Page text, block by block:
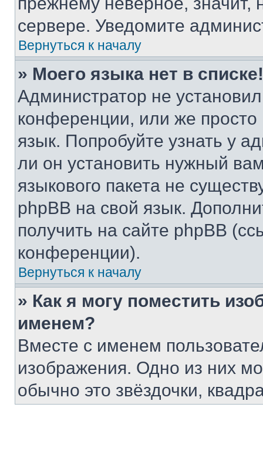
сервере. Уведомите
Вернуться к началу
» Моего языка нет в списке!
Администратор не
конференции, или же
язык. Попробуйте узнать у
ли он установить нужный
языкового пакета не
phpBB на свой язык.
получить на сайте phpBB
конференции).
Вернуться к началу
» Как я могу поместить
именем?
Вместе с именем
изображения. Одно из них
обычно это звёздочки,